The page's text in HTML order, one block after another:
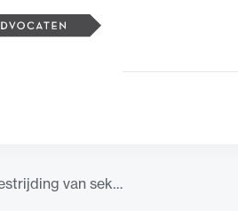
van sek…
Zoeken